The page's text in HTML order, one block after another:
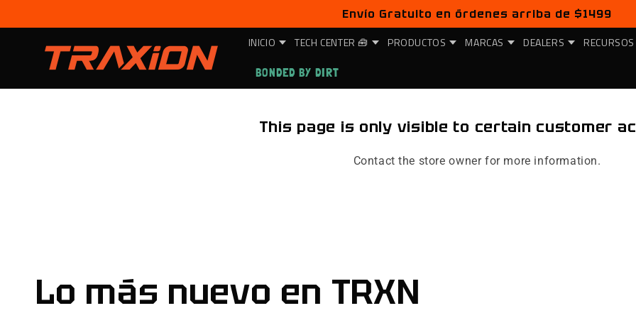
al contenido
Envío Gratuito en órdenes arriba de $1499
INICIO
TECH CENTER 🧰 PRODUCTOS MARCAS DEALERS RECURSOS
BONDED BY DIRT
This page is only visible to certain customer
Contact the store owner for more information.
Lo más nuevo en TRXN